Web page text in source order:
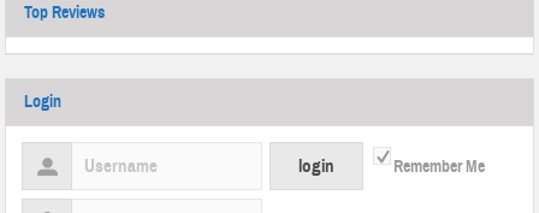
Top Reviews
Login
Remember Me